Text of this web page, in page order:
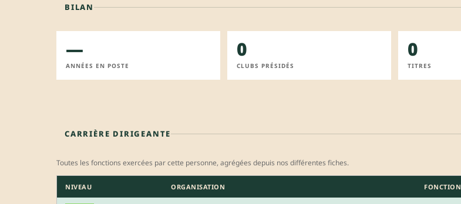
BILAN
—
ANNÉES EN POSTE
0
CLUBS PRÉSIDÉS
0
TITRES
CARRIÈRE DIRIGEANTE
Toutes les fonctions exercées par cette personne, agrégées depuis nos différentes fiches.
NIVEAU ORGANISATION FONCTION